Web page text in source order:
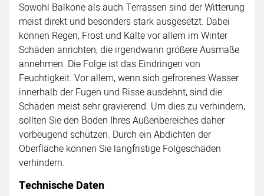
Sowohl Balkone als auch Terrassen sind der Witterung
meist direkt und besonders stark ausgesetzt. Dabei
können Regen, Frost und Kälte vor allem im Winter
Schäden anrichten, die irgendwann größere Ausmaße
annehmen. Die Folge ist das Eindringen von
Feuchtigkeit. Vor allem, wenn sich gefrorenes Wasser
innerhalb der Fugen und Risse ausdehnt, sind die
Schäden meist sehr gravierend. Um dies zu verhindern,
sollten Sie den Boden Ihres Außenbereiches daher
vorbeugend schützen. Durch ein Abdichten der
Oberfläche können Sie langfristige Folgeschäden
verhindern.
Technische Daten